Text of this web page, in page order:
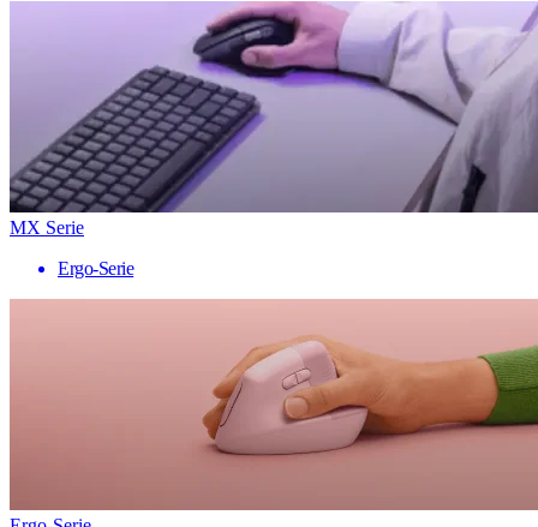
MX Serie
Ergo-Serie